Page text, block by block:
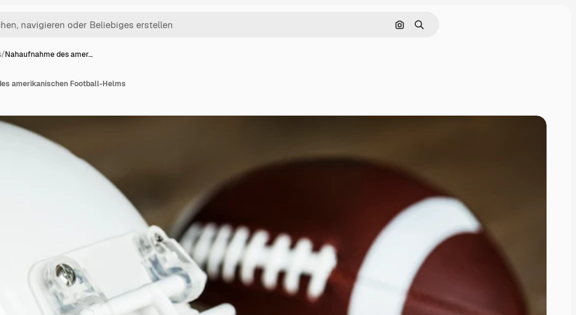
Nach Bild suchen
Suchen
/Nahaufnahme des amer…
amerikanischen Football-Helms